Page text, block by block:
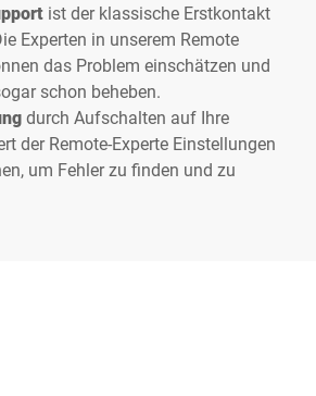
ist der klassische Erstkontakt
Experten in unserem Remote
das Problem einschätzen und
schon beheben.
durch Aufschalten auf Ihre
der Remote-Experte Einstellungen
um Fehler zu finden und zu